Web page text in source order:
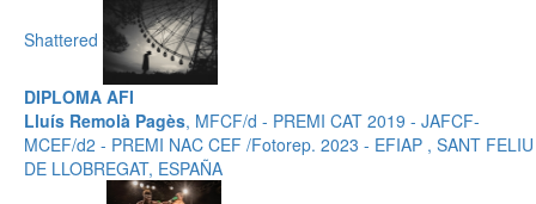
Shattered
DIPLOMA AFI
Lluís Remolà Pagès, MFCF/d - PREMI CAT 2019 - JAFCF-
MCEF/d2 - PREMI NAC CEF /Fotorep. 2023 - EFIAP , SANT FELIU
DE LLOBREGAT, ESPAÑA